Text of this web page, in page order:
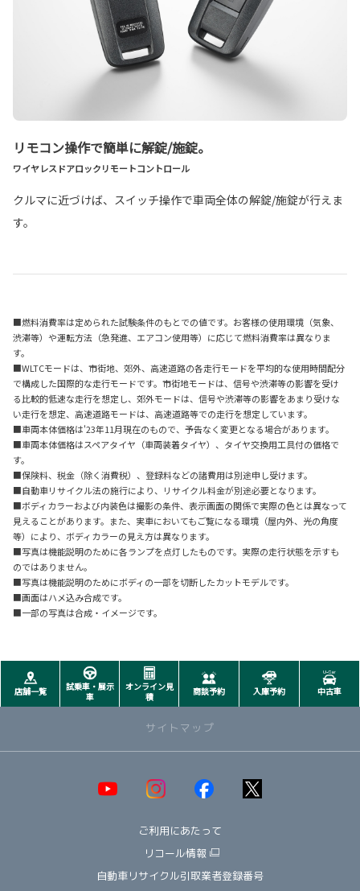
リモコン操作で簡単に解錠/施錠。
ワイヤレスドアロックリモートコントロール
クルマに近づけば、スイッチ操作で車両全体の解錠/施錠が行えま
す。
■燃料消費率は定められた試験条件のもとでの値です。お客様の使用環境（気象、
渋滞等）や運転方法（急発進、エアコン使用等）に応じて燃料消費率は異なりま
す。
■WLTCモードは、市街地、郊外、高速道路の各走行モードを平均的な使用時間配分
で構成した国際的な走行モードです。市街地モードは、信号や渋滞等の影響を受け
る比較的低速な走行を想定し、郊外モードは、信号や渋滞等の影響をあまり受けな
い走行を想定、高速道路モードは、高速道路等での走行を想定しています。
■車両本体価格は'23年11月現在のもので、予告なく変更となる場合があります。
■車両本体価格はスペアタイヤ（車両装着タイヤ）、タイヤ交換用工具付の価格で
す。
■保険料、税金（除く消費税）、登録料などの諸費用は別途申し受けます。
■自動車リサイクル法の施行により、リサイクル料金が別途必要となります。
■ボディカラーおよび内装色は撮影の条件、表示画面の関係で実際の色とは異なって
見えることがあります。また、実車においてもご覧になる環境（屋内外、光の角度
等）により、ボディカラーの見え方は異なります。
■写真は機能説明のために各ランプを点灯したものです。実際の走行状態を示すも
のではありません。
■写真は機能説明のためにボディの一部を切断したカットモデルです。
■画面はハメ込み合成です。
■一部の写真は合成・イメージです。
店舗一覧
試乗車・展示
車
オンライン見
積
商談予約 入庫予約 中古車
サイトマップ
ウェルキャブ（福祉車両）
ご利用にあたって
リコール情報
自動車リサイクル引取業者登録番号